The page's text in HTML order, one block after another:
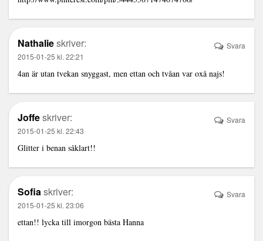
Nathalieskriver:
2015-01-25 kl. 22:21
4an är utan tvekan snyggast, men ettan och tvåan var oxå najs!
Svara
Joffeskriver:
2015-01-25 kl. 22:43
Glitter i benan såklart!!
Svara
Sofiaskriver:
2015-01-25 kl. 23:06
ettan!! lycka till imorgon bästa Hanna
Svara